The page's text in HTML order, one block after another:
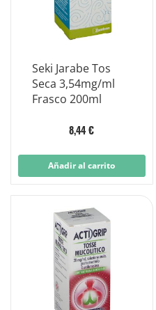
Seki Jarabe Tos
Seca 3,54mg/ml
Frasco 200ml
8,44 €
Añadir al carrito